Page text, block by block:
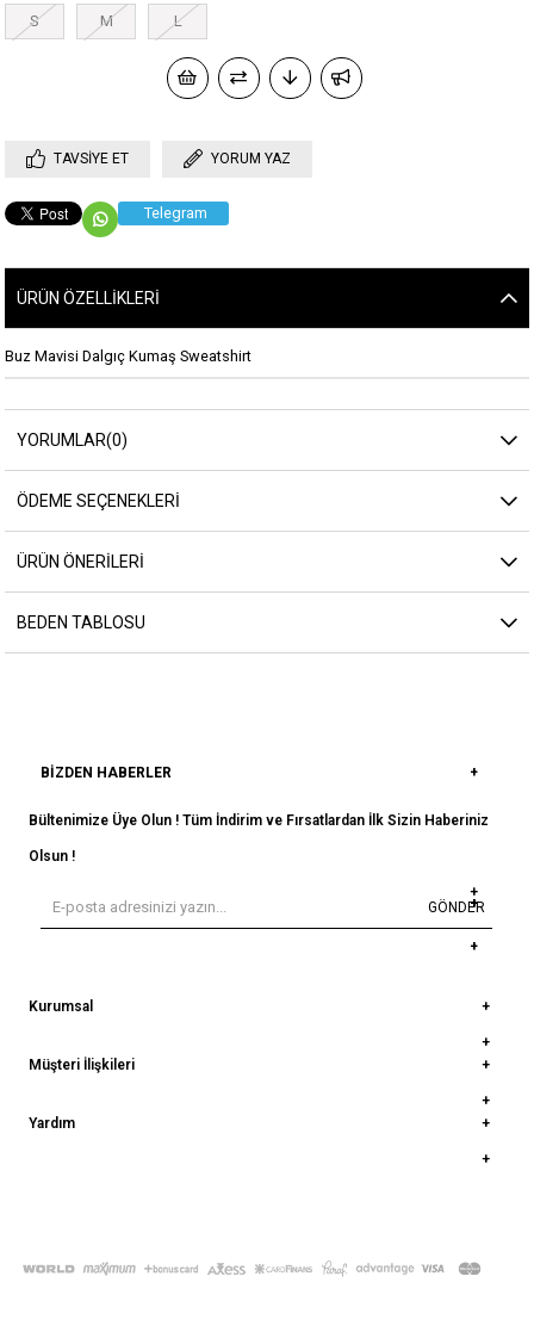
S M L
TAVSIYE ET YORUM YAZ
Telegram
ÜRÜN ÖZELLIKLERI
Buz Mavisi Dalgıç Kumaş Sweatshirt
YORUMLAR(0)
ÖDEME SEÇENEKLERI
ÜRÜN ÖNERILERI
BEDEN TABLOSU
BIZDEN HABERLER
Bültenimize Üye Olun ! Tüm İndirim ve Fırsatlardan İlk Sizin Haberiniz
Olsun !
GÖNDER
Kurumsal
Müşteri İlişkileri
Yardım